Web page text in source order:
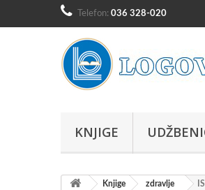
Telefon: 036 328-020
KNJIGE
Knjige zdravlje